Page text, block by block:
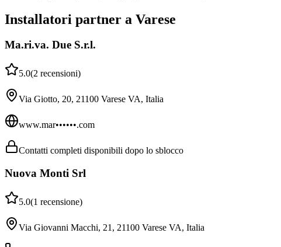
Installatori partner a Varese
Ma.ri.va. Due S.r.l.
5.0(2 recensioni)
Via Giotto, 20, 21100 Varese VA, Italia
www.mar••••••.com
Contatti completi disponibili dopo lo sblocco
Nuova Monti Srl
5.0(1 recensione)
Via Giovanni Macchi, 21, 21100 Varese VA, Italia